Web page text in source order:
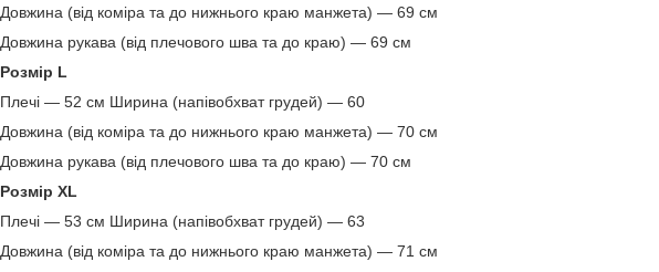
Довжина (від коміра та до нижнього краю манжета) — 69 см
Довжина рукава (від плечового шва та до краю) — 69 см
Розмір L
Плечі — 52 см Ширина (напівобхват грудей) — 60
Довжина (від коміра та до нижнього краю манжета) — 70 см
Довжина рукава (від плечового шва та до краю) — 70 см
Розмір XL
Плечі — 53 см Ширина (напівобхват грудей) — 63
Довжина (від коміра та до нижнього краю манжета) — 71 см